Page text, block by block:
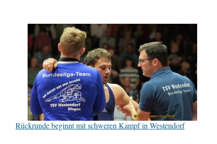
Rückrunde beginnt mit schweren Kampf in Westendorf